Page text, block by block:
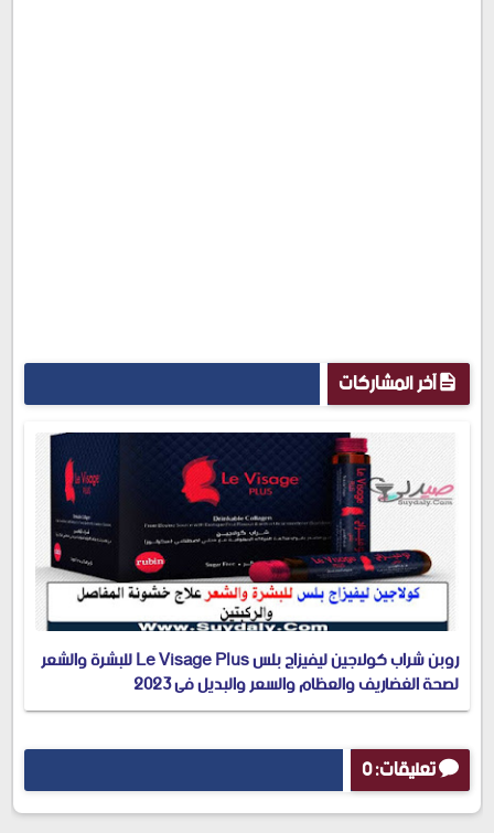
آخر المشاركات
روبن شراب كولاجين ليفيزاج بلس Le Visage Plus للبشرة والشعر
لصحة الغضاريف والعظام والسعر والبديل في 2023
تعليقات: 0